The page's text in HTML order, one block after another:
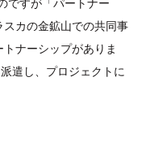
ですが「パートナー
カの金鉱山での共同事
ナーシップがありま
遣し、プロジェクトに